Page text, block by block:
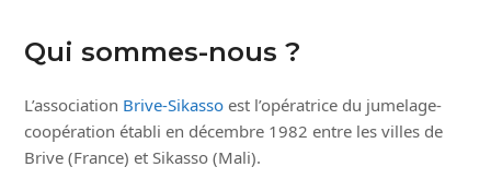
Qui sommes-nous ?
L’association Brive-Sikasso est l’opératrice du jumelage-
coopération établi en décembre 1982 entre les villes de
Brive (France) et Sikasso (Mali).